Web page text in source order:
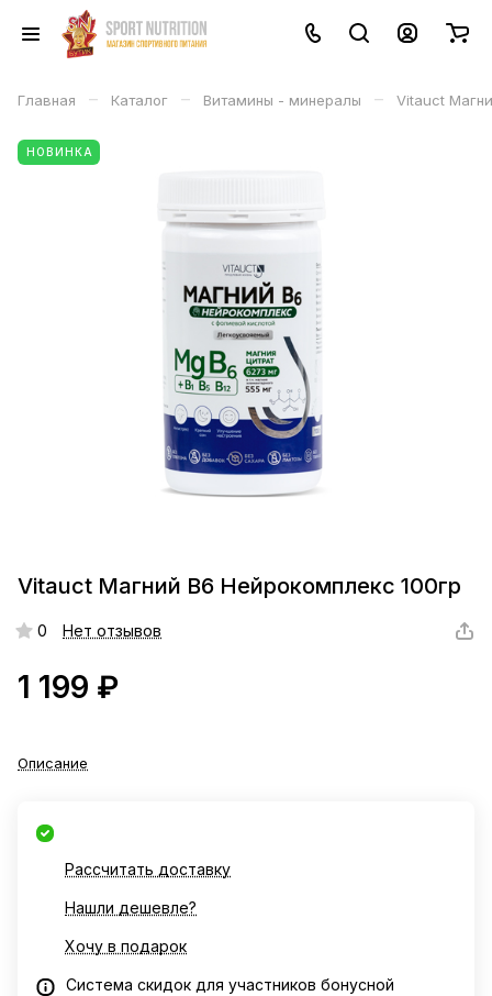
Главная – Каталог – Витамины - минералы – Vitauct
НОВИНКА
Vitauct Магний В6 Нейрокомплекс 100гр
0 Нет отзывов
1 199 ₽
Описание
Рассчитать доставку
Нашли дешевле?
Хочу в подарок
Система скидок для участников бонусной